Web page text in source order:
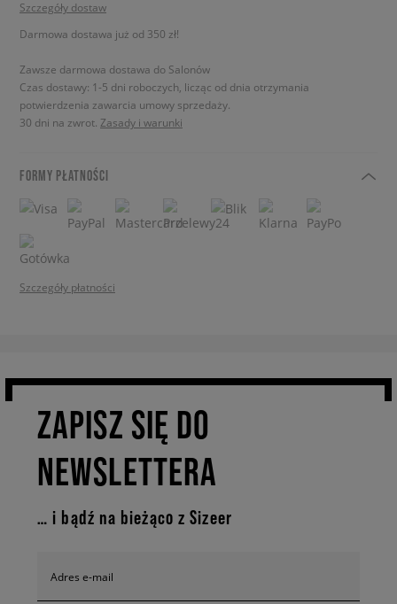
Szczegóły dostaw
Darmowa dostawa już od 350 zł!
Zawsze darmowa dostawa do Salonów
Czas dostawy: 1-5 dni roboczych, licząc od dnia otrzymania
potwierdzenia zawarcia umowy sprzedaży.
30 dni na zwrot. Zasady i warunki
FORMY PŁATNOŚCI
Szczegóły płatności
ZAPISZ SIĘ DO
NEWSLETTERA
… i bądź na bieżąco z Sizeer
Adres e-mail